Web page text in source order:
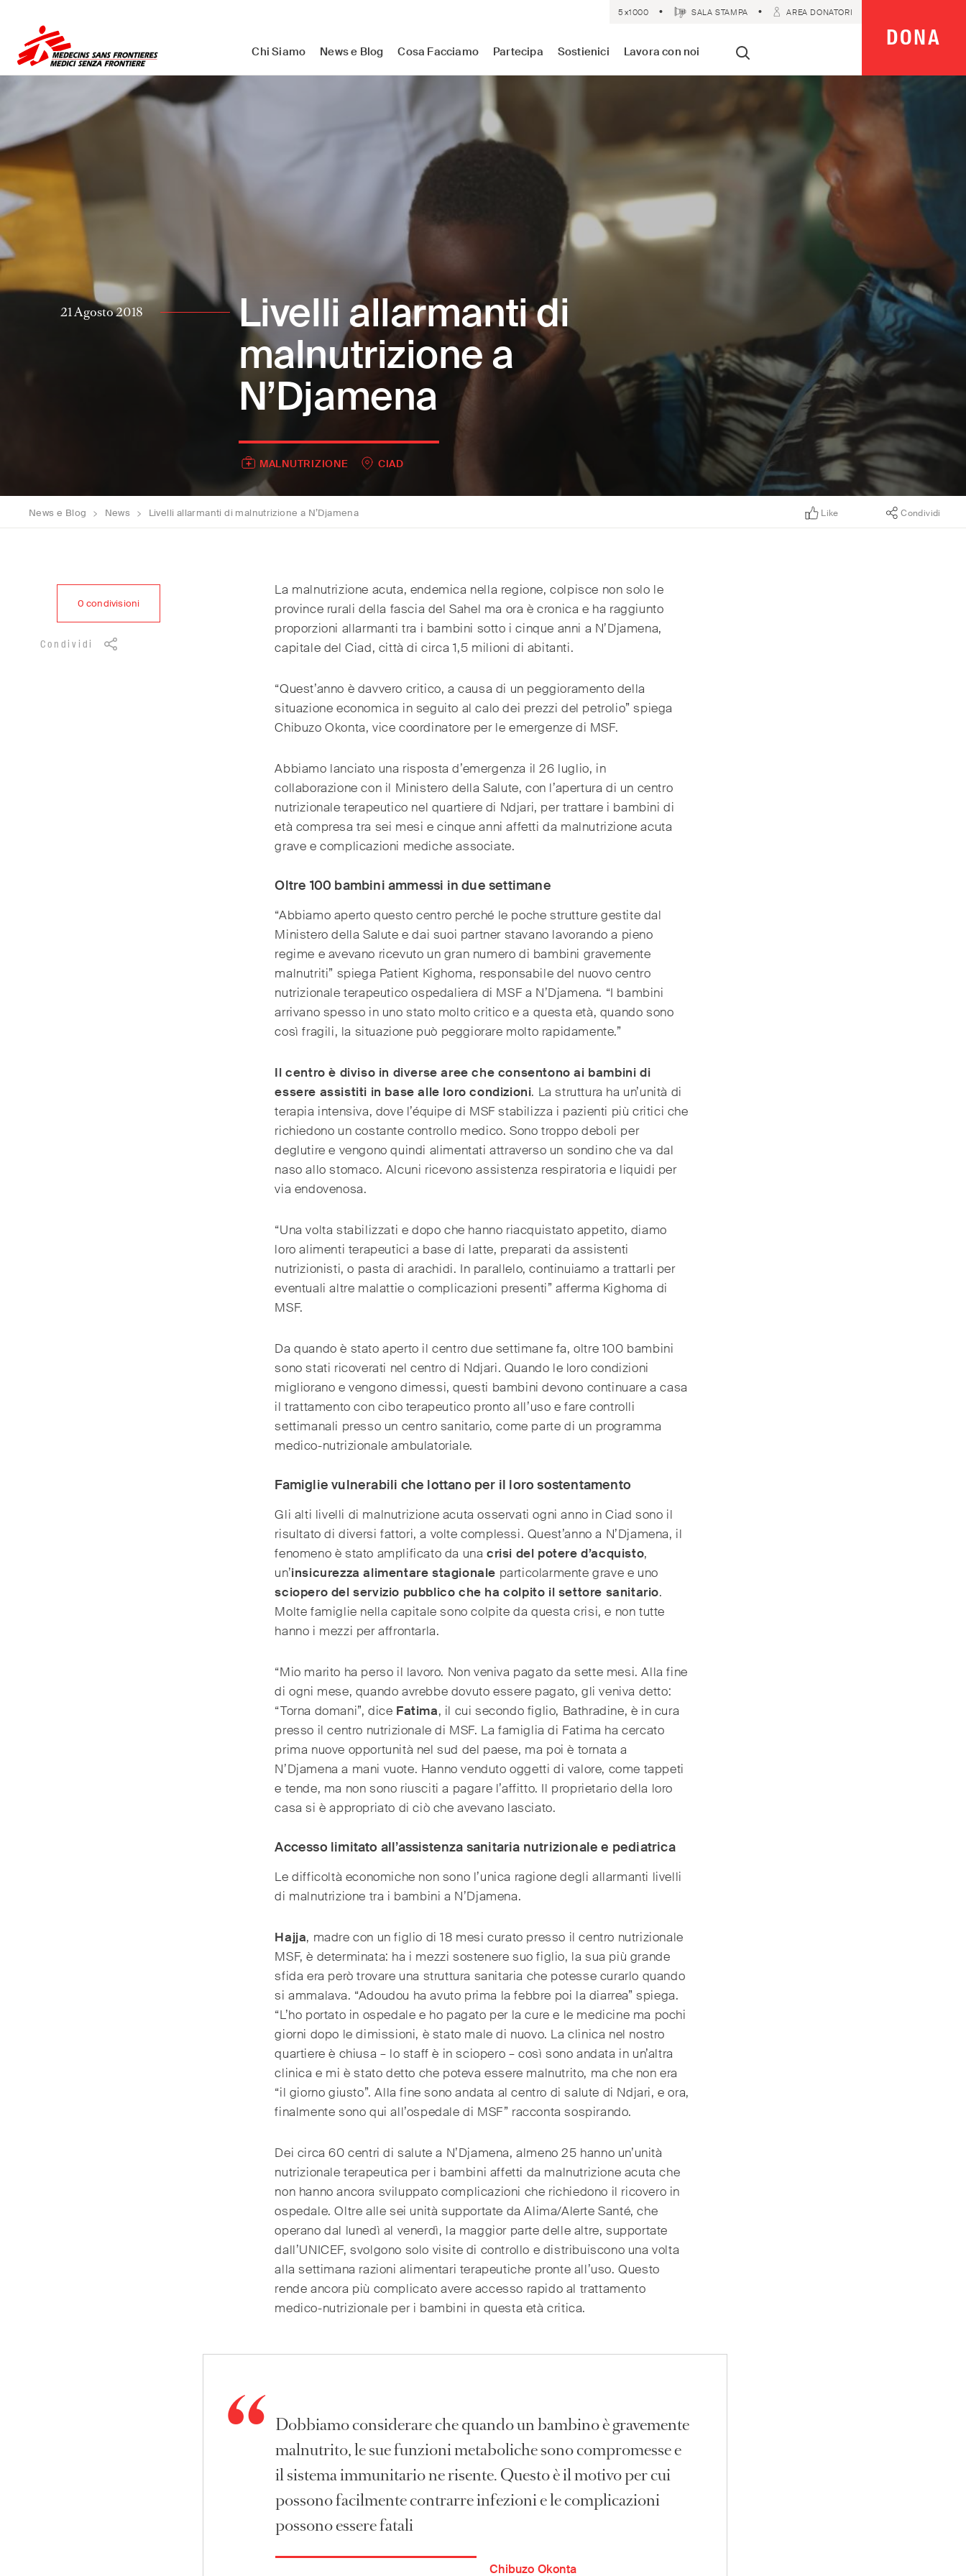
Chi Siamo News e Blog Cosa Facciamo Partecipa Sostienici Lavora con noi
5×1000 SALA STAMPA AREA DONATORI
DONA
21 Agosto 2018
Livelli allarmanti di
malnutrizione a
N’Djamena
MALNUTRIZIONE CIAD
News e Blog > News > Livelli allarmanti di malnutrizione a N’Djamena Like Condividi
0 condivisioni
Condividi
La malnutrizione acuta, endemica nella regione, colpisce non solo le
province rurali della fascia del Sahel ma ora è cronica e ha raggiunto
proporzioni allarmanti tra i bambini sotto i cinque anni a N’Djamena,
capitale del Ciad, città di circa 1,5 milioni di abitanti.
“Quest’anno è davvero critico, a causa di un peggioramento della
situazione economica in seguito al calo dei prezzi del petrolio” spiega
Chibuzo Okonta, vice coordinatore per le emergenze di MSF.
Abbiamo lanciato una risposta d’emergenza il 26 luglio, in
collaborazione con il Ministero della Salute, con l’apertura di un centro
nutrizionale terapeutico nel quartiere di Ndjari, per trattare i bambini di
età compresa tra sei mesi e cinque anni affetti da malnutrizione acuta
grave e complicazioni mediche associate.
Oltre 100 bambini ammessi in due settimane
“Abbiamo aperto questo centro perché le poche strutture gestite dal
Ministero della Salute e dai suoi partner stavano lavorando a pieno
regime e avevano ricevuto un gran numero di bambini gravemente
malnutriti” spiega Patient Kighoma, responsabile del nuovo centro
nutrizionale terapeutico ospedaliera di MSF a N’Djamena. “I bambini
arrivano spesso in uno stato molto critico e a questa età, quando sono
così fragili, la situazione può peggiorare molto rapidamente.”
Il centro è diviso in diverse aree che consentono ai bambini di
essere assistiti in base alle loro condizioni. La struttura ha un’unità di
terapia intensiva, dove l’équipe di MSF stabilizza i pazienti più critici che
richiedono un costante controllo medico. Sono troppo deboli per
deglutire e vengono quindi alimentati attraverso un sondino che va dal
naso allo stomaco. Alcuni ricevono assistenza respiratoria e liquidi per
via endovenosa.
“Una volta stabilizzati e dopo che hanno riacquistato appetito, diamo
loro alimenti terapeutici a base di latte, preparati da assistenti
nutrizionisti, o pasta di arachidi. In parallelo, continuiamo a trattarli per
eventuali altre malattie o complicazioni presenti” afferma Kighoma di
MSF.
Da quando è stato aperto il centro due settimane fa, oltre 100 bambini
sono stati ricoverati nel centro di Ndjari. Quando le loro condizioni
migliorano e vengono dimessi, questi bambini devono continuare a casa
il trattamento con cibo terapeutico pronto all’uso e fare controlli
settimanali presso un centro sanitario, come parte di un programma
medico-nutrizionale ambulatoriale.
Famiglie vulnerabili che lottano per il loro sostentamento
Gli alti livelli di malnutrizione acuta osservati ogni anno in Ciad sono il
risultato di diversi fattori, a volte complessi. Quest’anno a N’Djamena, il
fenomeno è stato amplificato da una crisi del potere d’acquisto,
un’insicurezza alimentare stagionale particolarmente grave e uno
sciopero del servizio pubblico che ha colpito il settore sanitario.
Molte famiglie nella capitale sono colpite da questa crisi, e non tutte
hanno i mezzi per affrontarla.
“Mio marito ha perso il lavoro. Non veniva pagato da sette mesi. Alla fine
di ogni mese, quando avrebbe dovuto essere pagato, gli veniva detto:
“Torna domani”, dice Fatima, il cui secondo figlio, Bathradine, è in cura
presso il centro nutrizionale di MSF. La famiglia di Fatima ha cercato
prima nuove opportunità nel sud del paese, ma poi è tornata a
N’Djamena a mani vuote. Hanno venduto oggetti di valore, come tappeti
e tende, ma non sono riusciti a pagare l’affitto. Il proprietario della loro
casa si è appropriato di ciò che avevano lasciato.
Accesso limitato all’assistenza sanitaria nutrizionale e pediatrica
Le difficoltà economiche non sono l’unica ragione degli allarmanti livelli
di malnutrizione tra i bambini a N’Djamena.
Hajja, madre con un figlio di 18 mesi curato presso il centro nutrizionale
MSF, è determinata: ha i mezzi sostenere suo figlio, la sua più grande
sfida era però trovare una struttura sanitaria che potesse curarlo quando
si ammalava. “Adoudou ha avuto prima la febbre poi la diarrea” spiega.
“L’ho portato in ospedale e ho pagato per la cure e le medicine ma pochi
giorni dopo le dimissioni, è stato male di nuovo. La clinica nel nostro
quartiere è chiusa – lo staff è in sciopero – così sono andata in un’altra
clinica e mi è stato detto che poteva essere malnutrito, ma che non era
“il giorno giusto”. Alla fine sono andata al centro di salute di Ndjari, e ora,
finalmente sono qui all’ospedale di MSF” racconta sospirando.
Dei circa 60 centri di salute a N’Djamena, almeno 25 hanno un’unità
nutrizionale terapeutica per i bambini affetti da malnutrizione acuta che
non hanno ancora sviluppato complicazioni che richiedono il ricovero in
ospedale. Oltre alle sei unità supportate da Alima/Alerte Santé, che
operano dal lunedì al venerdì, la maggior parte delle altre, supportate
dall’UNICEF, svolgono solo visite di controllo e distribuiscono una volta
alla settimana razioni alimentari terapeutiche pronte all’uso. Questo
rende ancora più complicato avere accesso rapido al trattamento
medico-nutrizionale per i bambini in questa età critica.
Dobbiamo considerare che quando un bambino è gravemente
malnutrito, le sue funzioni metaboliche sono compromesse e
il sistema immunitario ne risente. Questo è il motivo per cui
possono facilmente contrarre infezioni e le complicazioni
possono essere fatali
Chibuzo Okonta